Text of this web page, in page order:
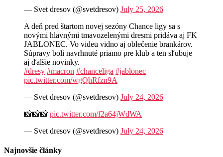
— Svet dresov (@svetdresov) July 25, 2026
A deň pred štartom novej sezóny Chance ligy sa s
novými hlavnými tmavozelenými dresmi pridáva aj FK
JABLONEC. Vo videu vidno aj oblečenie brankárov.
Súpravy boli navrhnuté priamo pre klub a ten sľubuje
aj ďalšie novinky.
#dresy #macron #chanceliga #jablonec
pic.twitter.com/wgQhRfzn9A
— Svet dresov (@svetdresov) July 24, 2026
📸📸📸 pic.twitter.com/f2a64jWdWA
— Svet dresov (@svetdresov) July 24, 2026
Najnovšie články